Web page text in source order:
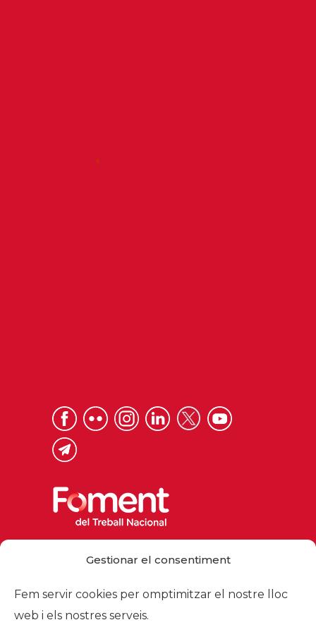
Gestionar el consentiment
Fem servir cookies per omptimitzar el nostre lloc
web i els nostres serveis.
foment@foment.com